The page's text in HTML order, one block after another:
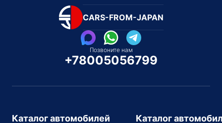
CARS-FROM-JAPAN
Позвоните нам
+78005056799
Каталог автомобилей Каталог